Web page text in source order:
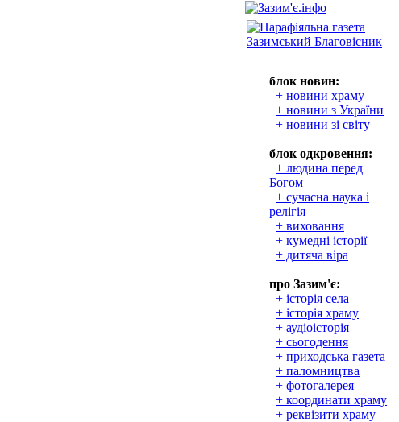
блок новин:
+ новини храму
+ новини з України
+ новини зі світу
блок одкровення:
+ людина перед
Богом
+ сучасна наука і
релігія
+ виховання
+ кумедні історії
+ дитяча віра
про Зазим'є:
+ історія села
+ історія храму
+ аудіоісторія
+ сьогодення
+ приходська газета
+ паломництва
+ фотогалерея
+ координати храму
+ реквізити храму